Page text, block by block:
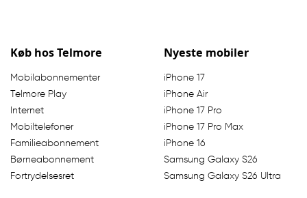
Køb hos Telmore
Mobilabonnementer
Telmore Play
Internet
Mobiltelefoner
Familieabonnement
Børneabonnement
Fortrydelsesret
Nyeste mobiler
iPhone 17
iPhone Air
iPhone 17 Pro
iPhone 17 Pro Max
iPhone 16
Samsung Galaxy S26
Samsung Galaxy S26 Ultra